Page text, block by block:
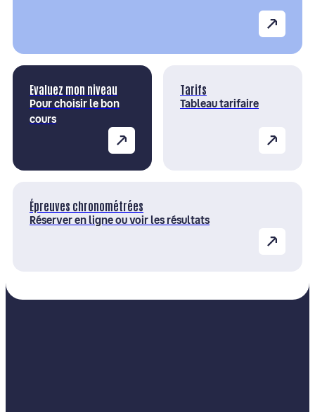
Evaluez mon niveau
Pour choisir le bon
cours
Tarifs
Tableau tarifaire
Épreuves chronométrées
Réserver en ligne ou voir les résultats